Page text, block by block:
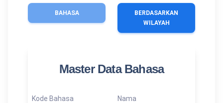
BAHASA
BERDASARKAN
WILAYAH
Master Data Bahasa
Kode Bahasa Nama